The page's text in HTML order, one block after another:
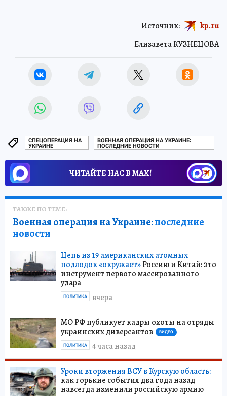
Елизавета КУЗНЕЦОВА
Источник: kp.ru
СПЕЦОПЕРАЦИЯ НА
УКРАИНЕ
ВОЕННАЯ ОПЕРАЦИЯ НА УКРАИНЕ:
ПОСЛЕДНИЕ НОВОСТИ
ЧИТАЙТЕ НАС В МАХ!
ТАКЖЕ ПО ТЕМЕ:
Военная операция на Украине:последние
новости
Цепь из 19 американских атомных
подлодок «окружает»Россию и Китай: это
инструмент первого массированного
удара
вчера
ПОЛИТИКА
МО РФ публикует кадры охоты на отряды
украинских диверсантов
ВИДЕО
4 часа назад
ПОЛИТИКА
Уроки вторжения ВСУ в Курскую область:
как горькие события два года назад
навсегда изменили российскую армию